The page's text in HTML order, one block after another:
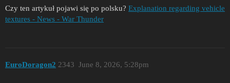
Czy ten artykuł pojawi się po polsku? Explanation regarding vehicle
textures - News - War Thunder
EuroDoragon2 June 8, 2026, 5:28pm
2343